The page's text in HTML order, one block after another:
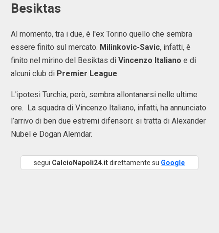
Besiktas
Al momento, tra i due, è l'ex Torino quello che sembra
essere finito sul mercato. Milinkovic-Savic, infatti, è
finito nel mirino del Besiktas di Vincenzo Italiano e di
alcuni club di Premier League.
L'ipotesi Turchia, però, sembra allontanarsi nelle ultime
ore. La squadra di Vincenzo Italiano, infatti, ha annunciato
l’arrivo di ben due estremi difensori: si tratta di Alexander
Nubel e Dogan Alemdar.
segui CalcioNapoli24.itdirettamente su Google